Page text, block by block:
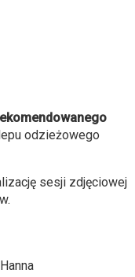
odzieżowego
sesji zdjęciowej